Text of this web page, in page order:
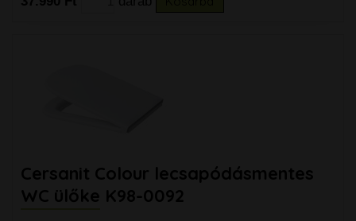
Cersanit Colour lecsapódásmentes
WC ülőke K98-0092